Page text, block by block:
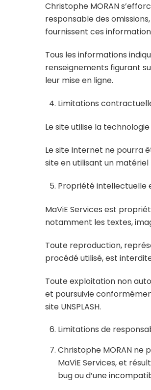
Christophe MORAN
responsable des
fournissent ces
Tous les informations
renseignements figurant
leur mise en ligne.
Limitations
Le site utilise la
Le site Internet ne pourra
site en utilisant un
Propriété intellectuelle
MaViE Services est
notamment les textes,
Toute reproduction,
procédé utilisé, est
Toute exploitation non
et poursuivie
site UNSPLASH.
Limitations de
Christophe MORAN ne
MaViE Services, et
bug ou d’une